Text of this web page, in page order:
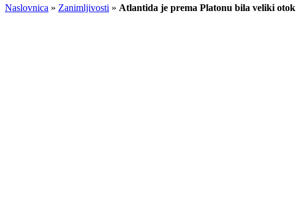
Naslovnica » Zanimljivosti » Atlantida je prema Platonu bila veliki otok